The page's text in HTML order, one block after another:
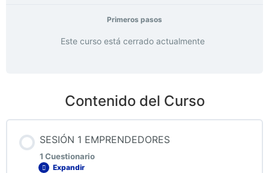
Primeros pasos
Este curso está cerrado actualmente
Contenido del Curso
SESIÓN 1 EMPRENDEDORES
1 Cuestionario
Expandir